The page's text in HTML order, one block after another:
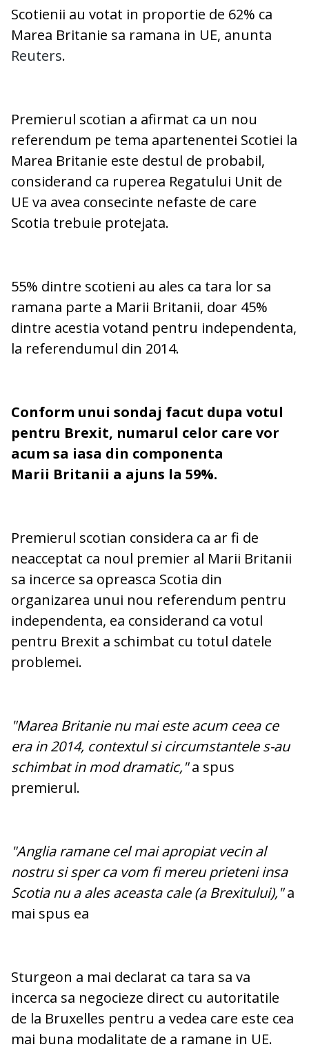
Scotienii au votat in proportie de 62% ca
Marea Britanie sa ramana in UE, anunta
Reuters.
Premierul scotian a afirmat ca un nou
referendum pe tema apartenentei Scotiei la
Marea Britanie este destul de probabil,
considerand ca ruperea Regatului Unit de
UE va avea consecinte nefaste de care
Scotia trebuie protejata.
55% dintre scotieni au ales ca tara lor sa
ramana parte a Marii Britanii, doar 45%
dintre acestia votand pentru independenta,
la referendumul din 2014.
Conform unui sondaj facut dupa votul
pentru Brexit, numarul celor care vor
acum sa iasa din componenta
Marii Britanii a ajuns la 59%.
Premierul scotian considera ca ar fi de
neacceptat ca noul premier al Marii Britanii
sa incerce sa opreasca Scotia din
organizarea unui nou referendum pentru
independenta, ea considerand ca votul
pentru Brexit a schimbat cu totul datele
problemei.
"Marea Britanie nu mai este acum ceea ce
era in 2014, contextul si circumstantele s-au
schimbat in mod dramatic,"a spus
premierul.
"Anglia ramane cel mai apropiat vecin al
nostru si sper ca vom fi mereu prieteni insa
Scotia nu a ales aceasta cale (a Brexitului),"a
mai spus ea
Sturgeon a mai declarat ca tara sa va
incerca sa negocieze direct cu autoritatile
de la Bruxelles pentru a vedea care este cea
mai buna modalitate de a ramane in UE.